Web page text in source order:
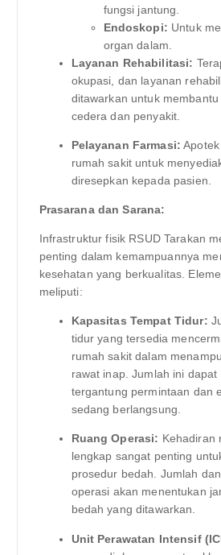
fungsi jantung.
Endoskopi: Untuk
organ dalam.
Layanan Rehabilitasi:
okupasi, dan layanan
ditawarkan untuk
cedera dan penyakit.
Pelayanan Farmasi:
rumah sakit untuk
diresepkan kepada pasien.
Prasarana dan Sarana:
Infrastruktur fisik RSUD Tarakan
penting dalam kemampuannya
kesehatan yang berkualitas.
meliputi:
Kapasitas Tempat Tidur:
tidur yang tersedia
rumah sakit dalam
rawat inap. Jumlah ini dapat
tergantung permintaan dan
sedang berlangsung.
Ruang Operasi: Kehadiran
lengkap sangat penting
prosedur bedah. Jumlah
operasi akan menentukan
bedah yang ditawarkan.
Unit Perawatan Intensif